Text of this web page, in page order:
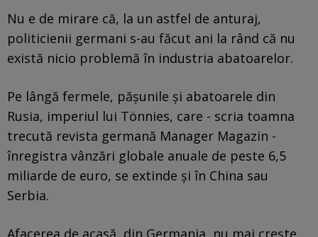
Nu e de mirare că, la un astfel de anturaj,
politicienii germani s-au făcut ani la rând că nu
există nicio problemă în industria abatoarelor.
Pe lângă fermele, pășunile și abatoarele din
Rusia, imperiul lui Tönnies, care - scria toamna
trecută revista germană Manager Magazin -
înregistra vânzări globale anuale de peste 6,5
miliarde de euro, se extinde și în China sau
Serbia.
Afacerea de acasă, din Germania, nu mai crește